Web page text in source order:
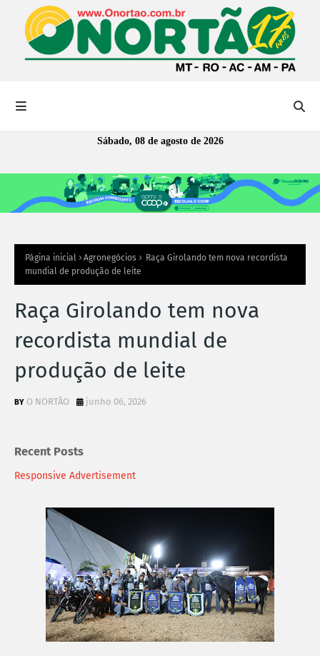
Sábado, 08 de agosto de 2026
Página inicial Agronegócios
Raça Girolando tem nova recordista
mundial de produção de leite
Raça Girolando tem nova
recordista mundial de
produção de leite
O NORTÃO junho 06, 2026
Recent Posts
Responsive Advertisement